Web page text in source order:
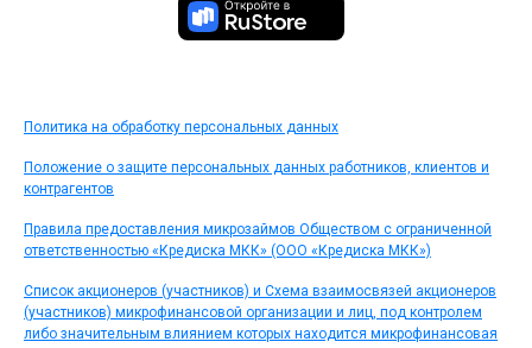
Политика на обработку персональных данных
Положение о защите персональных данных работников, клиентов и
контрагентов
Правила предоставления микрозаймов Обществом с ограниченной
ответственностью «Кредиска МКК» (ООО «Кредиска МКК»)
Список акционеров (участников) и Схема взаимосвязей акционеров
(участников) микрофинансовой организации и лиц, под контролем
либо значительным влиянием которых находится микрофинансовая